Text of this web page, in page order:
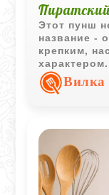
Этот пунш
название -
крепким,
красного
создает
для
прохладный
довольно
давать
рецепта в
Вилка